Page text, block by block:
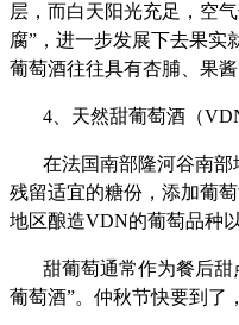
层，而白天阳光充足，空
腐”，进一步发展下去果实
葡萄酒往往具有杏脯、果酱
4、天然甜葡萄酒（
在法国南部隆河谷南
残留适宜的糖份，添加葡
地区酿造VDN的葡萄品种以
甜葡萄通常作为餐后
葡萄酒”。仲秋节快要到了